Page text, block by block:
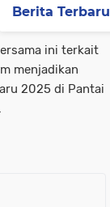
ini terkait
menjadikan
2025 di Pantai
Berita Terbaru